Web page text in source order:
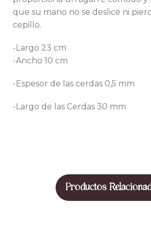
que su mano no se deslice ni
cepillo.
-Largo 23 cm
-Ancho 10 cm
-Espesor de las cerdas 0,5 mm
-Largo de las Cerdas 30 mm
Productos